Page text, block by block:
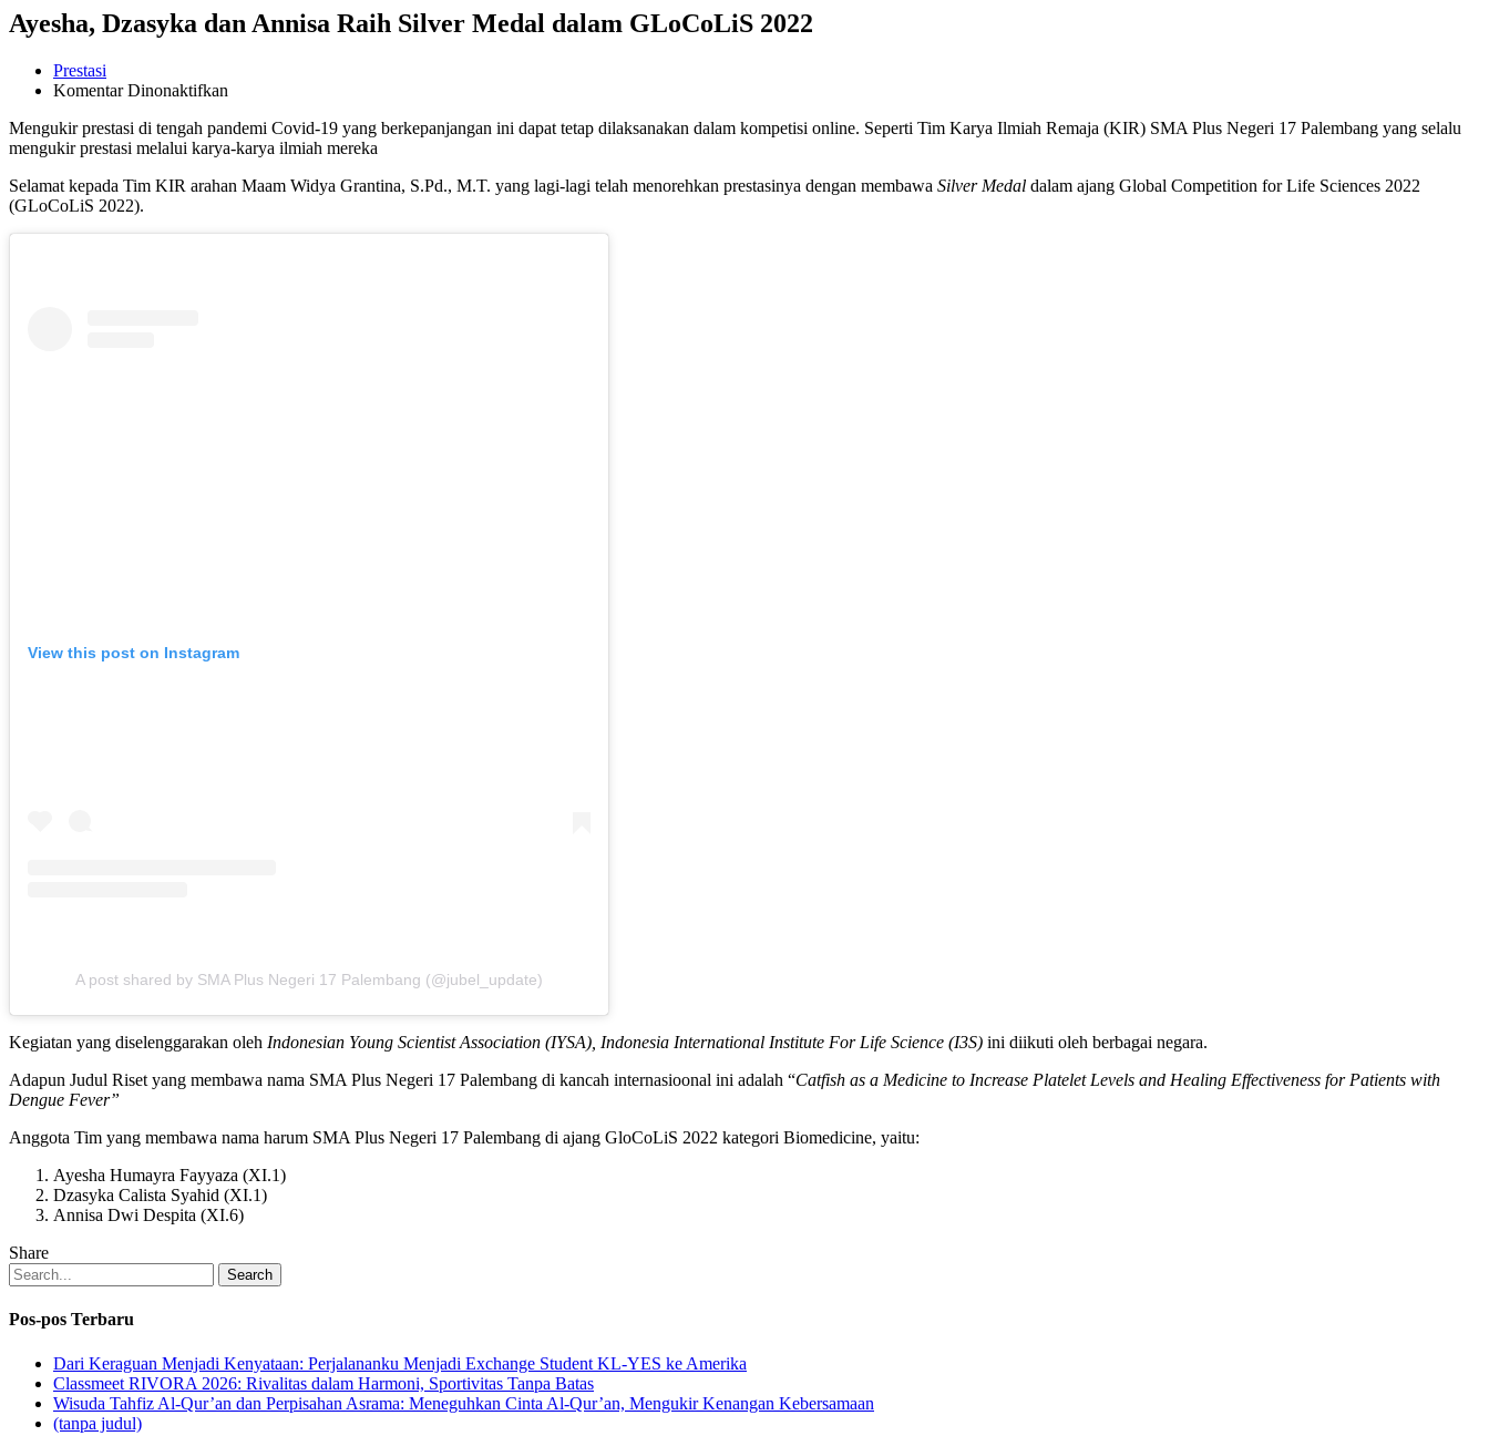
Ayesha, Dzasyka dan Annisa Raih Silver Medal dalam GLoCoLiS 2022
Prestasi
Komentar Dinonaktifkan
Dzasyka
dan
Raih
Medal
Mengukir prestasi di tengah pandemi Covid-19 yang berkepanjangan ini dapat tetap dilaksanakan dalam kompetisi online. Seperti Tim Karya Ilmiah Remaja (KIR) SMA Plus Negeri 17 Palembang yang selalu
mengukir prestasi melalui karya-karya ilmiah mereka
Selamat kepada Tim KIR arahan Maam Widya Grantina, S.Pd., M.T. yang lagi-lagi telah menorehkan prestasinya dengan membawa Silver Medal dalam ajang Global Competition for Life Sciences 2022
(GLoCoLiS 2022).
View this post on Instagram
A post shared by SMA Plus Negeri 17 Palembang (@jubel_update)
Kegiatan yang diselenggarakan oleh Indonesian Young Scientist Association (IYSA), Indonesia International Institute For Life Science (I3S) ini diikuti oleh berbagai negara.
Adapun Judul Riset yang membawa nama SMA Plus Negeri 17 Palembang di kancah internasioonal ini adalah “Catfish as a Medicine to Increase Platelet Levels and Healing Effectiveness for Patients with
Dengue Fever”
Anggota Tim yang membawa nama harum SMA Plus Negeri 17 Palembang di ajang GloCoLiS 2022 kategori Biomedicine, yaitu:
Ayesha Humayra Fayyaza (XI.1)
Dzasyka Calista Syahid (XI.1)
Annisa Dwi Despita (XI.6)
Share
Search
Pos-pos Terbaru
Dari Keraguan Menjadi Kenyataan: Perjalananku Menjadi Exchange Student KL-YES ke Amerika
Classmeet RIVORA 2026: Rivalitas dalam Harmoni, Sportivitas Tanpa Batas
Wisuda Tahfiz Al-Qur’an dan Perpisahan Asrama: Meneguhkan Cinta Al-Qur’an, Mengukir Kenangan Kebersamaan
(tanpa judul)